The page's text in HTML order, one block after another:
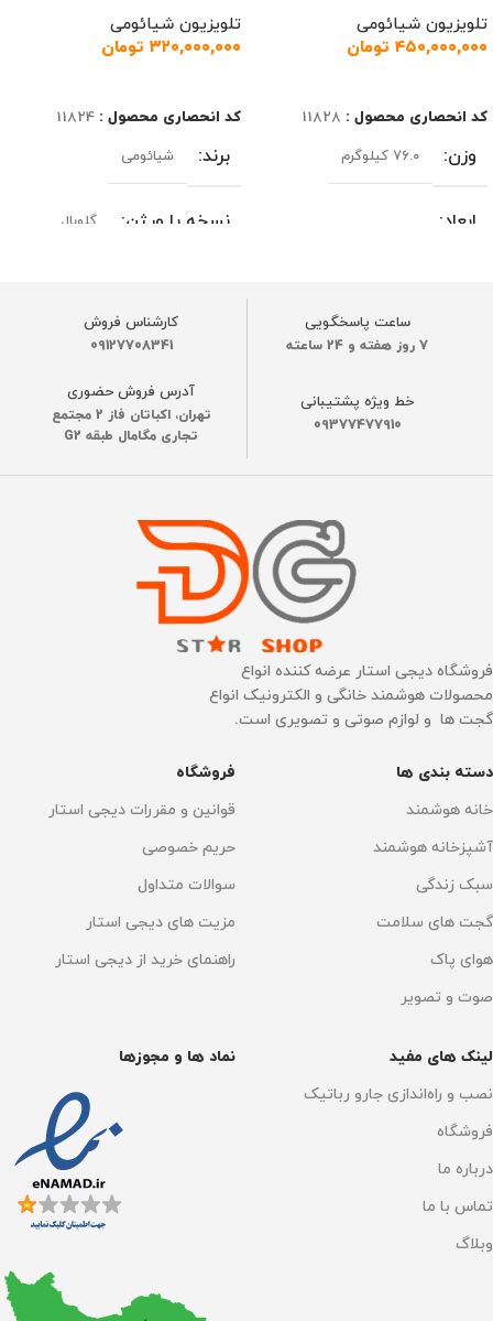
تلویزیون شیائومی
۴۵۰,۰۰۰,۰۰۰ تومان
کد انحصاری محصول : 11828
وزن 76.0 کیلوگرم
ابعاد
شیائومی
نسخه یا ورژن گلوبال
رنگ
Mali-G52 MP2 GPU
آلومینیومی مات
ساخت کشور چین
اتصال به WI-FI
Wi-Fi 6, dual-band
2.4GHz/5GHz
فرمان صوتی
الکسا آمازون
Apple AirPlay
,دارد
ابعاد بدون پایه
تلویزیون شیائومی
۳۲۰,۰۰۰,۰۰۰ تومان
کد انحصاری محصول : 11824
برند شیائومی
نسخه یا ورژن گلوبال
ساخت کشور چین
جنس بدنه آلومینیومی مات
اتصال به WI-FI
Wi-Fi 6, dual-band
2.4GHz/5GHz
فرمان صوتی
هدفون
دارد
قابلیت نصب نرم‌افزار دارد
قابلیت ضبط برنامه
هوش مصنوعی دارد
1.07 میلیارد
اتصال به گوشی موبایل
ساعت پاسخگویی
7 روز هفته و 24 ساعته
کارشناس فروش
09127708341
خط ویژه پشتیبانی
09377477910
آدرس فروش حضوری
تهران، اکباتان فاز 2 مجتمع
تجاری مگامال طبقه G2
فروشگاه دیجی استار عرضه کننده انواع
محصولات هوشمند خانگی و الکترونیک انواع
گجت ها و لوازم صوتی و تصویری است.
دسته بندی ها
خانه هوشمند
آشپزخانه هوشمند
سبک زندگی
گجت های سلامت
هوای پاک
صوت و تصویر
فروشگاه
قوانین و مقررات دیجی استار
حریم خصوصی
سوالات متداول
مزیت های دیجی استار
راهنمای خرید از دیجی استار
لینک های مفید
نصب و راه‌اندازی جارو رباتیک
فروشگاه
درباره ما
تماس با ما
وبلاگ
نماد ها و مجوزها